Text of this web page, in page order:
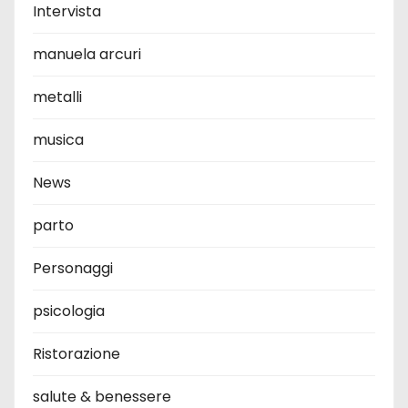
Intervista
manuela arcuri
metalli
musica
News
parto
Personaggi
psicologia
Ristorazione
salute & benessere